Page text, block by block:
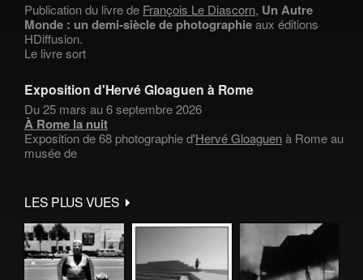
Publication du livre de François Le Diascorn, Un Autre
Monde : un demi-siècle de photographieaux éditions
HDiffusion.
Le livre sort
Exposition d'Hervé Gloaguen à Rome
Du 25 mars au 6 septembre 2026
À Rome la nuit
Exposition de 68 photographie d'Hervé Gloaguenà Rome au
musée de
LES PLUS VUES